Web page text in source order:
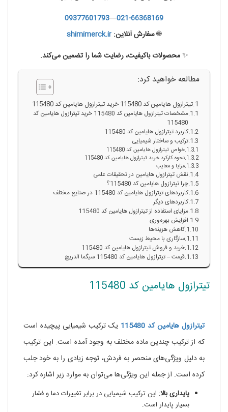
021-66368169
—
09377601793
🌐سفارش آنلاین: shimimerck.ir
✨محصولات باکیفیت، رضایت شما را تضمین می‌کند.
مطالعه خواهید کرد:
تیترازول هایامین کد 115480 خرید تیترازول هایامین کد 115480
مشخصات تیترازول هایامین کد 115480 خرید تیترازول هایامین کد
115480
کاربرد تیترازول هایامین کد 115480
ترکیب و ساختار شیمیایی
خواص تیترازول هایامین کد 115480
نحوه کارکرد خرید تیترازول هایامین کد 115480
مزایا و معایب
نقش تیترازول هایامین در تحقیقات علمی
چرا تیترازول هایامین کد 115480؟
کاربردهای تیترازول هایامین کد 115480 در صنایع مختلف
کاربردهای دیگر
مزایای استفاده از تیترازول هایامین کد 115480
افزایش بهره‌وری
کاهش هزینه‌ها
سازگاری با محیط زیست
خرید و فروش تیترازول هایامین کد 115480
قیمت – تیترازول هایامین کد 115480 سیگما آلدریچ
تیترازول هایامین کد 115480
تیترازول هایامین کد 115480
یک ترکیب شیمیایی پیچیده است
که از ترکیب چندین ماده مختلف به وجود آمده است. این ترکیب
به دلیل ویژگی‌های منحصر به فردش، توجه زیادی را به خود جلب
کرده است. از جمله این ویژگی‌ها می‌توان به موارد زیر اشاره کرد:
پایداری بالا: این ترکیب شیمیایی در برابر تغییرات دما و فشار
بسیار پایدار است.